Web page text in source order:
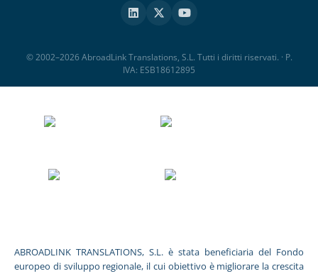
© 2002–2026 AbroadLink Translations, S.L. Tutti i diritti riservati. · P.
IVA: ESB18612895
ABROADLINK TRANSLATIONS, S.L. è stata beneficiaria del Fondo
europeo di sviluppo regionale, il cui obiettivo è migliorare la crescita